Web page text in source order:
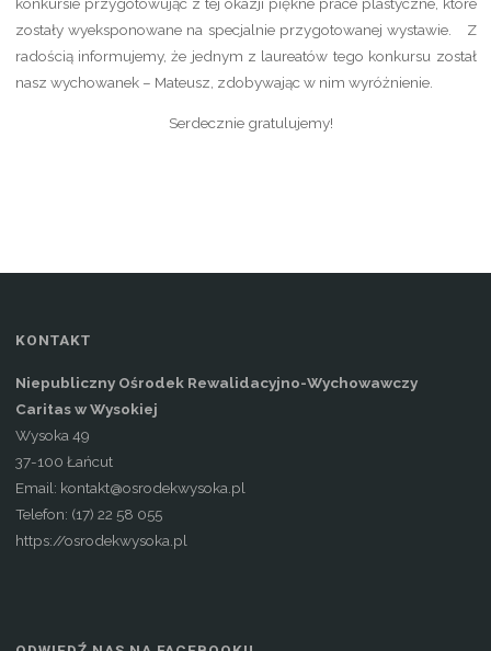
zostały wyeksponowane na specjalnie przygotowanej wystawie. Z
radością informujemy, że jednym z laureatów tego konkursu został
nasz wychowanek – Mateusz, zdobywając w nim wyróżnienie.
Serdecznie gratulujemy!
KONTAKT
Niepubliczny Ośrodek Rewalidacyjno-Wychowawczy
Caritas w Wysokiej
Wysoka 49
37-100 Łańcut
Email: kontakt@osrodekwysoka.pl
Telefon: (17) 22 58 055
https://osrodekwysoka.pl